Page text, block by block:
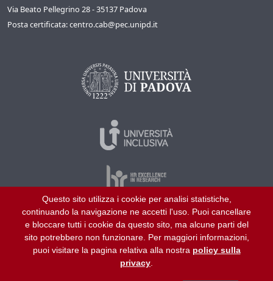
Via Beato Pellegrino 28 - 35137 Padova
Posta certificata: centro.cab@pec.unipd.it
©2026Università di Padova – Tutti i diritti riservati
P.I. 00742430283 C.F. 80006480281
Chi siamo
Collabora con noi
Questo sito utilizza i cookie per analisi statistiche,
continuando la navigazione ne accetti l'uso. Puoi cancellare
e bloccare tutti i cookie da questo sito, ma alcune parti del
sito potrebbero non funzionare. Per maggiori informazioni,
puoi visitare la pagina relativa alla nostra policy sulla
privacy